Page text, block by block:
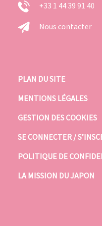
+33 1 44 39 91 40
Nous contacter
PLAN DU SITE
MENTIONS LÉGALES
GESTION DES COOKIES
SE CONNECTER /
POLITIQUE DE
LA MISSION DU JAPON